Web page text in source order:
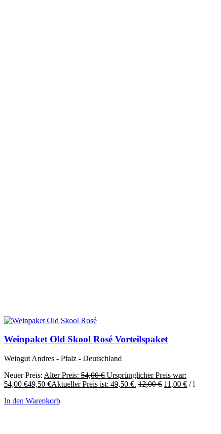
Weinpaket Old Skool Rosé Vorteilspaket
Weingut Andres - Pfalz - Deutschland
Neuer Preis: Alter Preis: 54,00€ Ursprünglicher Preis war:
54,00 €49,50 €Aktueller Preis ist: 49,50 €. 12,00€ 11,00 € /l
In den Warenkorb